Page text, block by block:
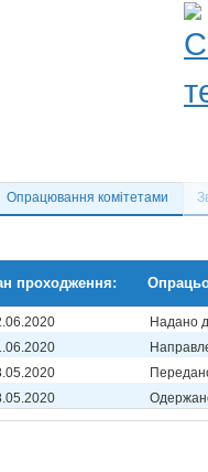
Опрацювання комітетами
проходження:
Надано